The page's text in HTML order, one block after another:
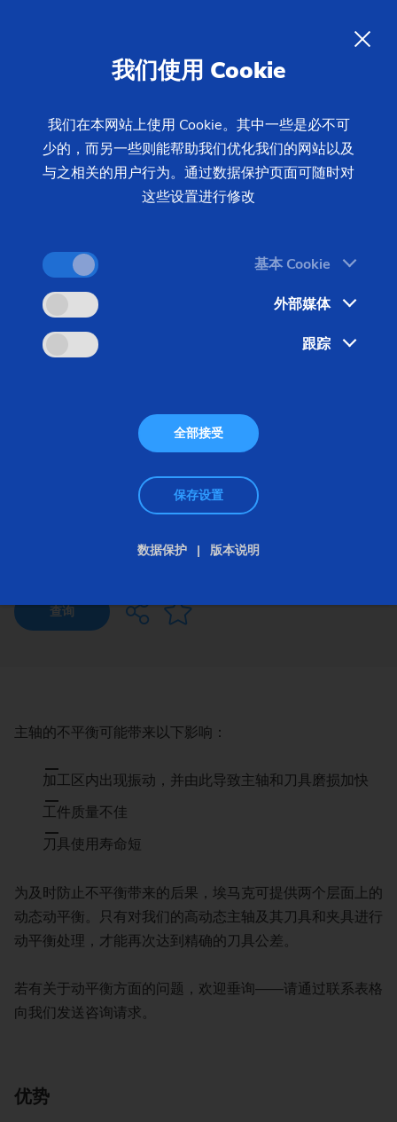
在过去几年中，车床的线速度不断提高，以达到更高
的切削功率并更加经济高效地进行生产。随着转速的
提高，对所使用的主轴、刀具和工件夹具的要求也同
时更加严格。在高转速情况下，由于不平衡所带来的
查询
主轴的不平衡可能带来以下影响：
加工区内出现振动，并由此导致主轴和刀具磨损加快
工件质量不佳
刀具使用寿命短
为及时防止不平衡带来的后果，埃马克可提供两个层面上的
动态动平衡。只有对我们的高动态主轴及其刀具和夹具进行
动平衡处理，才能再次达到精确的刀具公差。
若有关于动平衡方面的问题，欢迎垂询——请通过联系表格
向我们发送咨询请求。
优势
我们使用 Cookie
我们在本网站上使用 Cookie。其中一些是必不可
少的，而另一些则能帮助我们优化我们的网站以及
与之相关的用户行为。通过数据保护页面可随时对
这些设置进行修改
基本 Cookie
外部媒体
跟踪
全部接受
保存设置
数据保护 版本说明